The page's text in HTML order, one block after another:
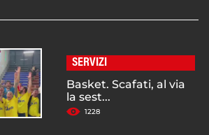
SERVIZI
Basket. Scafati, al via
la sest...
1228